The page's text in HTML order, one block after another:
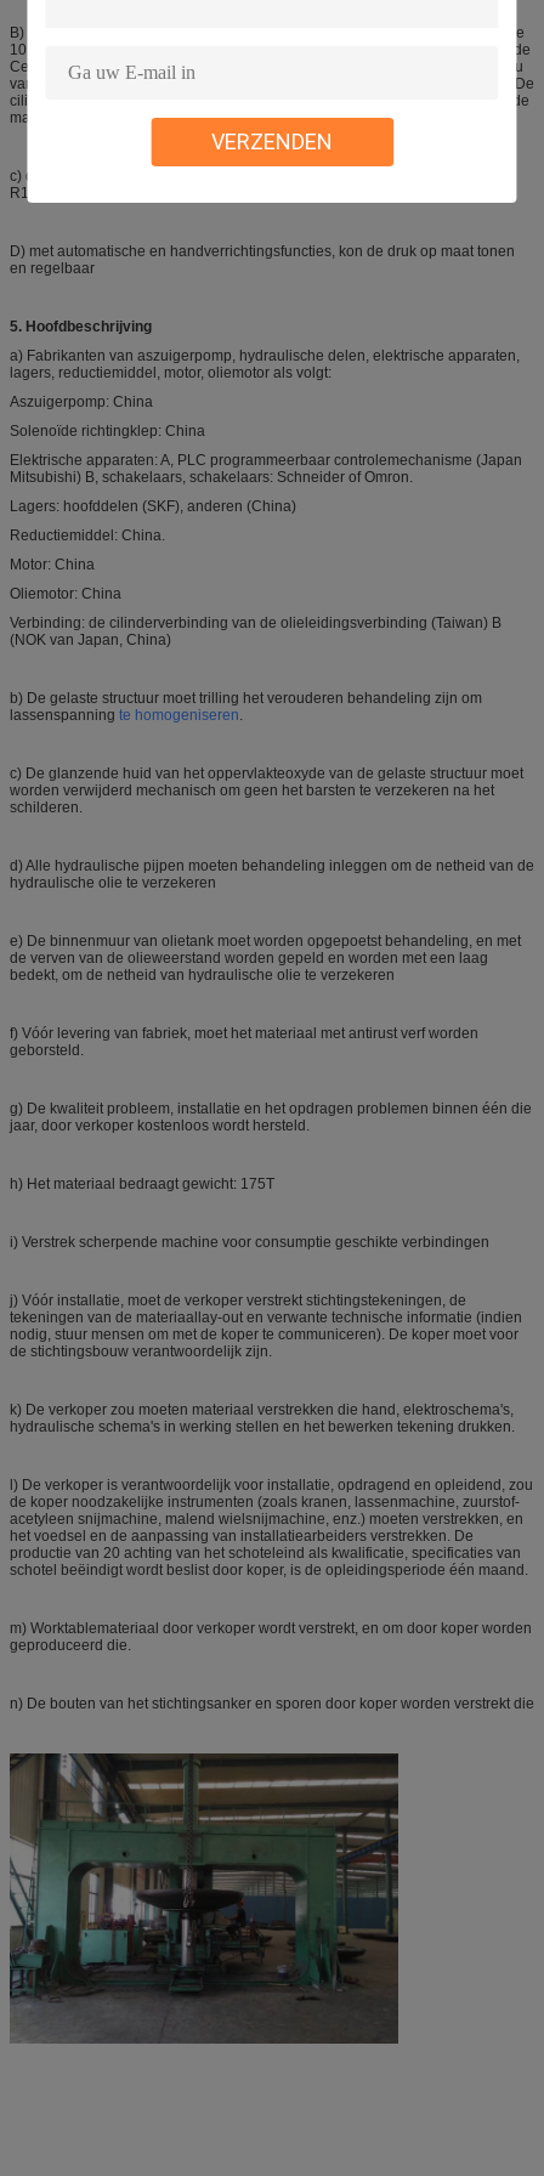
VERZENDEN
B) de stijfheid van het dringende machinekader moeten zou volstaan, garantie
10 jaar. Wanneer de hogere vormdruk aan 20Mpa bereikt, zou de graad van de
Centrumafbuiging van hogere en lagere straal geen 1.8mm (bereik het niveau
van de precisiedruk, de misvorming F = Δ/L = 1/2500) moeten overschrijden. De
cilinderzuigerstang zou geschilderd chroom moeten zijn en opgepoetst, zou de
machinelading niet minder dan 12 ton moeten zijn.
c) de verkoper voorziet 6 reeksen die het bewerken, R700, R900, R1200,
R1500, R1700, R2500-duidelijk materiaal qt600-3 drukken, van zegel.
D) met automatische en handverrichtingsfuncties, kon de druk op maat tonen
en regelbaar
5. Hoofdbeschrijving
a) Fabrikanten van aszuigerpomp, hydraulische delen, elektrische apparaten,
lagers, reductiemiddel, motor, oliemotor als volgt:
Aszuigerpomp: China
Solenoïde richtingklep: China
Elektrische apparaten: A, PLC programmeerbaar controlemechanisme (Japan
Mitsubishi) B, schakelaars, schakelaars: Schneider of Omron.
Lagers: hoofddelen (SKF), anderen (China)
Reductiemiddel: China.
Motor: China
Oliemotor: China
Verbinding: de cilinderverbinding van de olieleidingsverbinding (Taiwan) B
(NOK van Japan, China)
b) De gelaste structuur moet trilling het verouderen behandeling zijn om
lassenspanning te homogeniseren.
c) De glanzende huid van het oppervlakteoxyde van de gelaste structuur moet
worden verwijderd mechanisch om geen het barsten te verzekeren na het
schilderen.
d) Alle hydraulische pijpen moeten behandeling inleggen om de netheid van de
hydraulische olie te verzekeren
e) De binnenmuur van olietank moet worden opgepoetst behandeling, en met
de verven van de olieweerstand worden gepeld en worden met een laag
bedekt, om de netheid van hydraulische olie te verzekeren
f) Vóór levering van fabriek, moet het materiaal met antirust verf worden
geborsteld.
g) De kwaliteit probleem, installatie en het opdragen problemen binnen één die
jaar, door verkoper kostenloos wordt hersteld.
h) Het materiaal bedraagt gewicht: 175T
i) Verstrek scherpende machine voor consumptie geschikte verbindingen
j) Vóór installatie, moet de verkoper verstrekt stichtingstekeningen, de
tekeningen van de materiaallay-out en verwante technische informatie (indien
nodig, stuur mensen om met de koper te communiceren). De koper moet voor
de stichtingsbouw verantwoordelijk zijn.
k) De verkoper zou moeten materiaal verstrekken die hand, elektroschema's,
hydraulische schema's in werking stellen en het bewerken tekening drukken.
l) De verkoper is verantwoordelijk voor installatie, opdragend en opleidend, zou
de koper noodzakelijke instrumenten (zoals kranen, lassenmachine, zuurstof-
acetyleen snijmachine, malend wielsnijmachine, enz.) moeten verstrekken, en
het voedsel en de aanpassing van installatiearbeiders verstrekken. De
productie van 20 achting van het schoteleind als kwalificatie, specificaties van
schotel beëindigt wordt beslist door koper, is de opleidingsperiode één maand.
m) Worktablemateriaal door verkoper wordt verstrekt, en om door koper worden
geproduceerd die.
n) De bouten van het stichtingsanker en sporen door koper worden verstrekt die